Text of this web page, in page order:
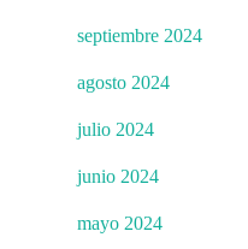
septiembre 2024
agosto 2024
julio 2024
junio 2024
mayo 2024